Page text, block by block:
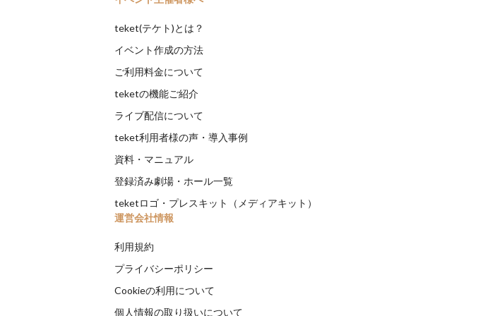
teket(テケト)とは？
イベント作成の方法
ご利用料金について
teketの機能ご紹介
ライブ配信について
teket利用者様の声・導入事例
資料・マニュアル
登録済み劇場・ホール一覧
teketロゴ・プレスキット（メディアキット）
運営会社情報
利用規約
プライバシーポリシー
Cookieの利用について
個人情報の取り扱いについて